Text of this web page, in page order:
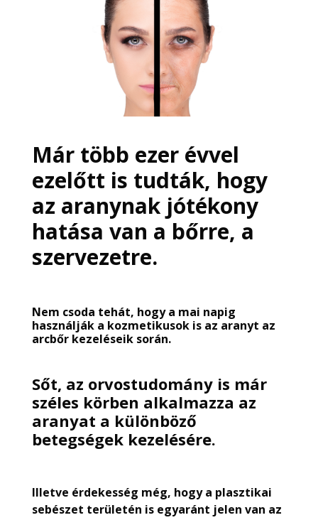
Már több ezer évvel
ezelőtt is tudták, hogy
az aranynak jótékony
hatása van a bőrre, a
szervezetre.
Nem csoda tehát, hogy a mai napig
használják a kozmetikusok is az aranyt az
arcbőr kezeléseik során.
Sőt, az orvostudomány is már
széles körben alkalmazza az
aranyat a különböző
betegségek kezelésére.
Illetve érdekesség még, hogy a plasztikai
sebészet területén is egyaránt jelen van az